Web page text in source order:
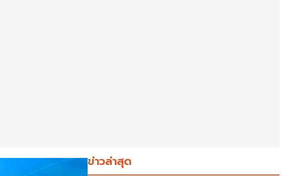
ข่าวล่าสุด